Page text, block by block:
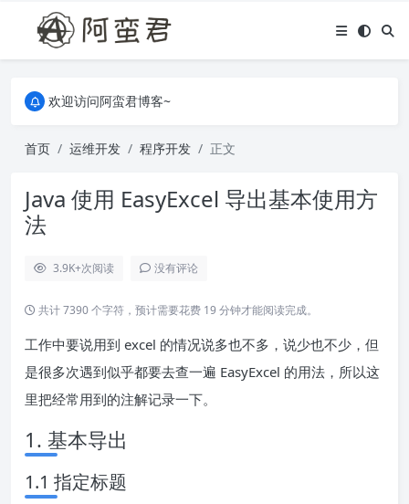
关于本站，有任何疑问都可以评论或留言。
关于本站，有任何疑问都可以评论或留言。
首页
运维开发 程序开发 正文
Java 使用 EasyExcel 导出基本使用方
法
3.9K+次阅读 没有评论
共计 7390 个字符，预计需要花费 19 分钟才能阅读完成。
工作中要说用到 excel 的情况说多也不多，说少也不少，但
是很多次遇到似乎都要去查一遍 EasyExcel 的用法，所以这
里把经常用到的注解记录一下。
1. 基本导出
1.1 指定标题